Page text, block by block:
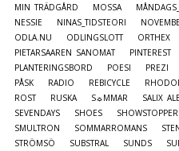
MIN TRÄDGÅRD
MOSSA
NESSIE
NINAS_TIDSTEORI
ODLA.NU
ODLINGSLOTT ORTHEX
PIETARSAAREN SANOMAT
PINTEREST
PLANTERINGSBORD
POESI PREZI
PÅSK
RADIO REBICYCLE
ROST
RUSKA S☼MMAR SALIX
SEVENDAYS
SHOES SHOWSTOPPER
SMULTRON
SOMMARROMANS
STRÖMSÖ
SUBSTRAL SUNDS